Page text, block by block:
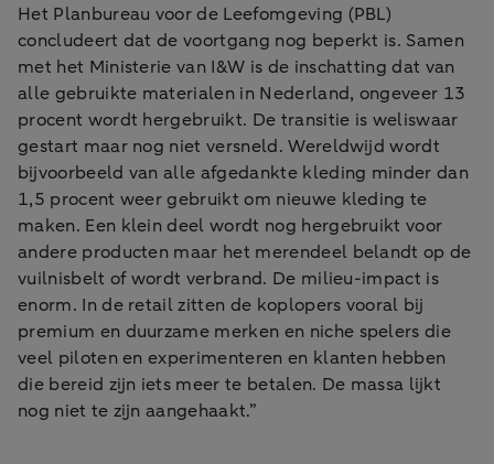
Het Planbureau voor de Leefomgeving (PBL)
concludeert dat de voortgang nog beperkt is. Samen
met het Ministerie van I&W is de inschatting dat van
alle gebruikte materialen in Nederland, ongeveer 13
procent wordt hergebruikt. De transitie is weliswaar
gestart maar nog niet versneld. Wereldwijd wordt
bijvoorbeeld van alle afgedankte kleding minder dan
1,5 procent weer gebruikt om nieuwe kleding te
maken. Een klein deel wordt nog hergebruikt voor
andere producten maar het merendeel belandt op de
vuilnisbelt of wordt verbrand. De milieu-impact is
enorm. In de retail zitten de koplopers vooral bij
premium en duurzame merken en niche spelers die
veel piloten en experimenteren en klanten hebben
die bereid zijn iets meer te betalen. De massa lijkt
nog niet te zijn aangehaakt.”